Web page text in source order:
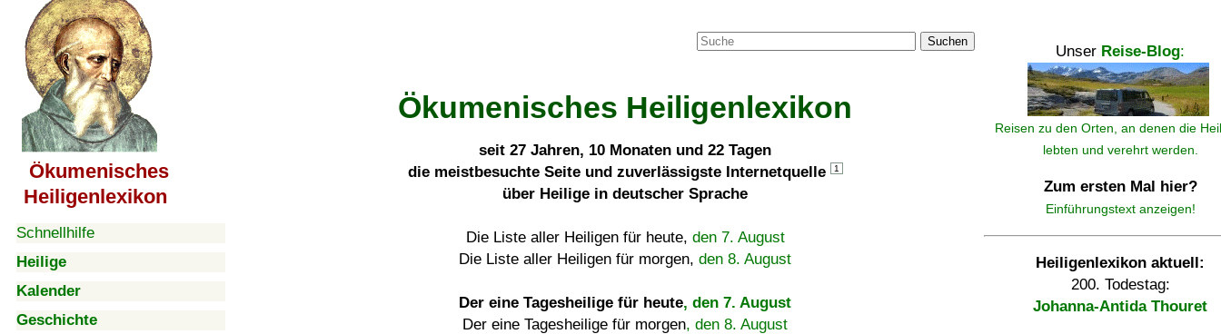
Ökumenisches
Heiligenlexikon
Schnellhilfe
Heilige
Kalender
Geschichte
Suchen
Ökumenisches Heiligenlexikon
seit 27 Jahren, 10 Monaten und 22 Tagen
die meistbesuchte Seite und zuverlässigste Internetquelle
1
über Heilige in deutscher Sprache
Die Liste aller Heiligen für heute, den 7. August
Die Liste aller Heiligen für morgen, den 8. August
Der eine Tagesheilige für heute, den 7. August
Der eine Tagesheilige für morgen, den 8. August
Unser Reise-Blog:
Reisen zu den Orten, an denen die
lebten und verehrt werden.
Zum ersten Mal hier?
Einführungstext anzeigen!
Heiligenlexikon aktuell:
200. Todestag:
Johanna-Antida Thouret